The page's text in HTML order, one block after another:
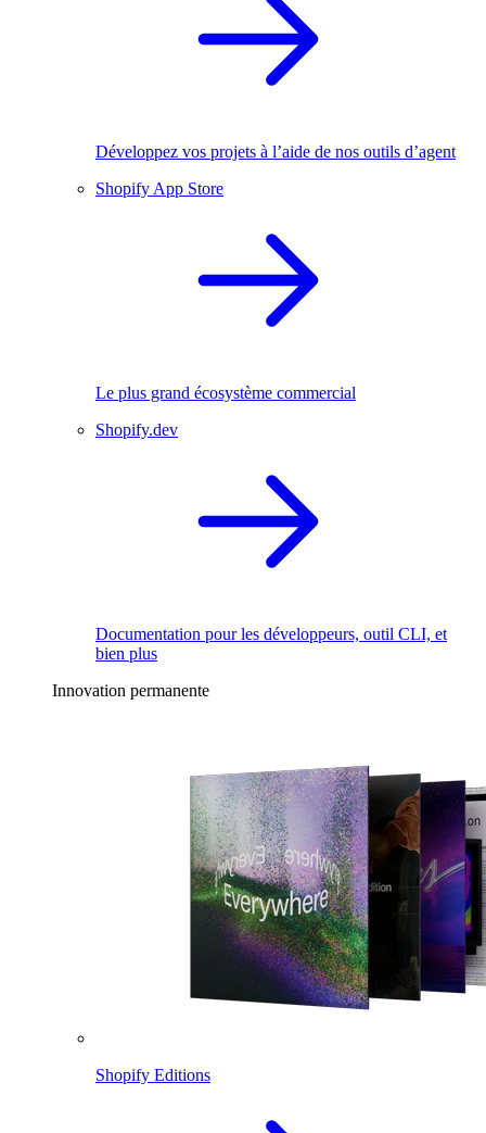
Développez vos projets à l’aide de nos outils d’agent
Shopify App Store
Le plus grand écosystème commercial
Shopify.dev
Documentation pour les développeurs, outil CLI, et
bien plus
Innovation permanente
Shopify Editions